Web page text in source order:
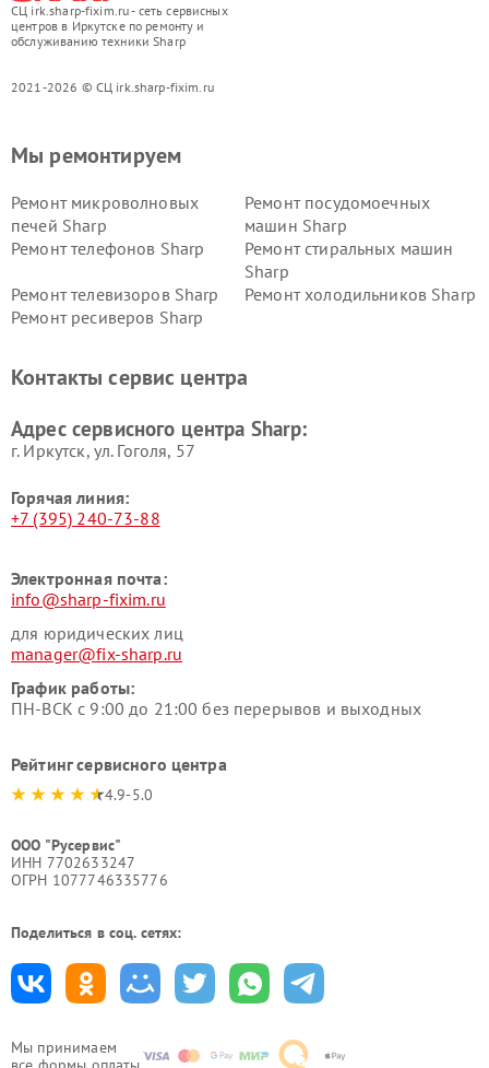
СЦ irk.sharp-fixim.ru - сеть сервисных
центров в Иркутске по ремонту и
обслуживанию техники Sharp
2021-2026 © СЦ irk.sharp-fixim.ru
Мы принимаем
Мы ремонтируем
Ремонт микроволновых
печей Sharp
Ремонт посудомоечных
машин Sharp
Ремонт телефонов Sharp
Ремонт стиральных машин
Sharp
Ремонт телевизоров Sharp
Ремонт холодильников Sharp
Ремонт ресиверов Sharp
Контакты сервис центра
Адрес сервисного центра Sharp:
г. Иркутск, ул. ​Гоголя, 57
Горячая линия:
+7 (395) 240-73-88
Электронная почта:
info@sharp-fixim.ru
для юридических лиц
manager@fix-sharp.ru
График работы:
ПН-ВСК с 9:00 до 21:00 без перерывов и выходных
Рейтинг сервисного центра
4.9-5.0
ООО "Русервис"
ИНН 7702633247
ОГРН 1077746335776
Поделиться в соц. сетях: